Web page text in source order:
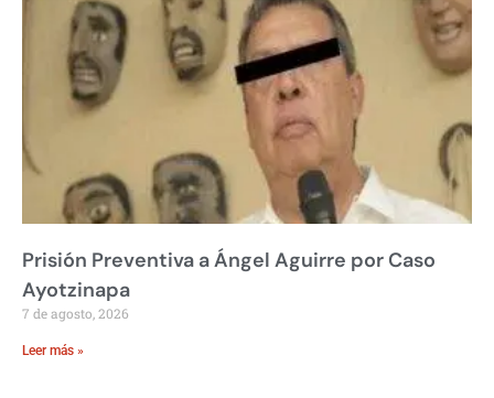
Prisión Preventiva a Ángel Aguirre por Caso
Ayotzinapa
7 de agosto, 2026
Leer más »